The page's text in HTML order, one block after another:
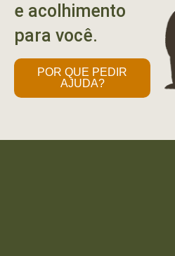
e acolhimento
para você.
POR QUE PEDIR
AJUDA?